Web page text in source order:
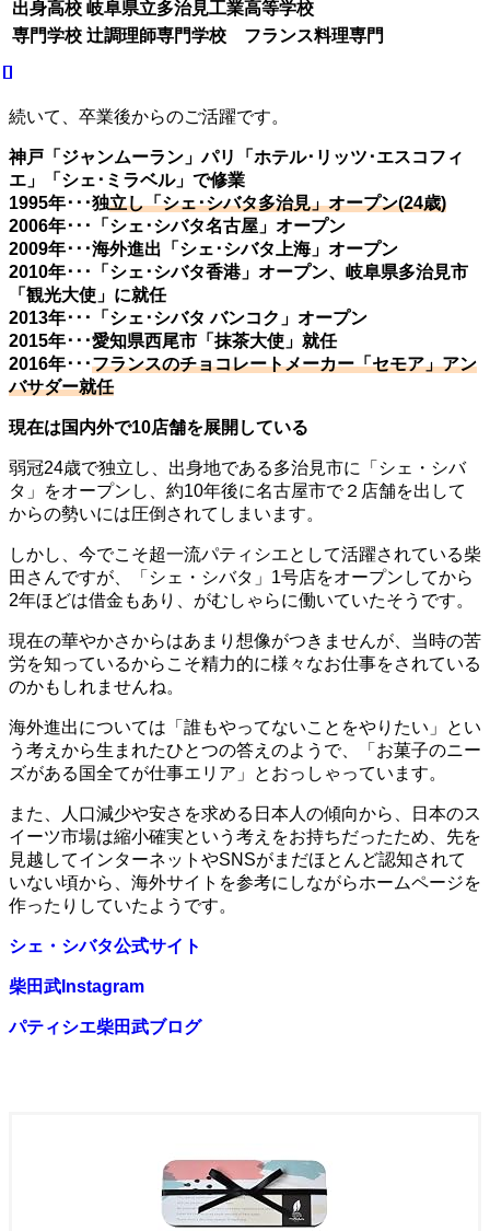
出身高校 岐阜県立多治見工業高等学校
専門学校 辻調理師専門学校 フランス料理専門
続いて、卒業後からのご活躍です。
神戸「ジャンムーラン」パリ「ホテル･リッツ･エスコフィ
エ」「シェ･ミラベル」で修業
1995年･･･独立し「シェ･シバタ多治見」オープン(24歳)
2006年･･･「シェ･シバタ名古屋」オープン
2009年･･･海外進出「シェ･シバタ上海」オープン
2010年･･･「シェ･シバタ香港」オープン、岐阜県多治見市
「観光大使」に就任
2013年･･･「シェ･シバタ バンコク」オープン
2015年･･･愛知県西尾市「抹茶大使」就任
2016年･･･フランスのチョコレートメーカー「セモア」アン
バサダー就任
現在は国内外で10店舗を展開している
弱冠24歳で独立し、出身地である多治見市に「シェ・シバ
タ」をオープンし、約10年後に名古屋市で２店舗を出して
からの勢いには圧倒されてしまいます。
しかし、今でこそ超一流パティシエとして活躍されている柴
田さんですが、「シェ・シバタ」1号店をオープンしてから
2年ほどは借金もあり、がむしゃらに働いていたそうです。
現在の華やかさからはあまり想像がつきませんが、当時の苦
労を知っているからこそ精力的に様々なお仕事をされている
のかもしれませんね。
海外進出については「誰もやってないことをやりたい」とい
う考えから生まれたひとつの答えのようで、「お菓子のニー
ズがある国全てが仕事エリア」とおっしゃっています。
また、人口減少や安さを求める日本人の傾向から、日本のス
イーツ市場は縮小確実という考えをお持ちだったため、先を
見越してインターネットやSNSがまだほとんど認知されて
いない頃から、海外サイトを参考にしながらホームページを
作ったりしていたようです。
シェ・シバタ公式サイト
柴田武Instagram
パティシエ柴田武ブログ